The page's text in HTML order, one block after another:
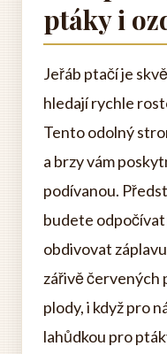
ptáky i
Jeřáb ptačí je
hledají rychle
Tento odolný
a brzy vám
podívanou.
budete
obdivovat
zářivě červených
plody, i když pro
lahůdkou pro